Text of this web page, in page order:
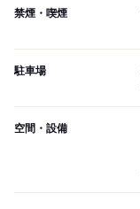
禁煙・喫煙
駐車場
空間・設備